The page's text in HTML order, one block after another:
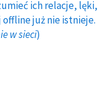
ich relacje, lęki,
już nie istnieje.
w sieci)